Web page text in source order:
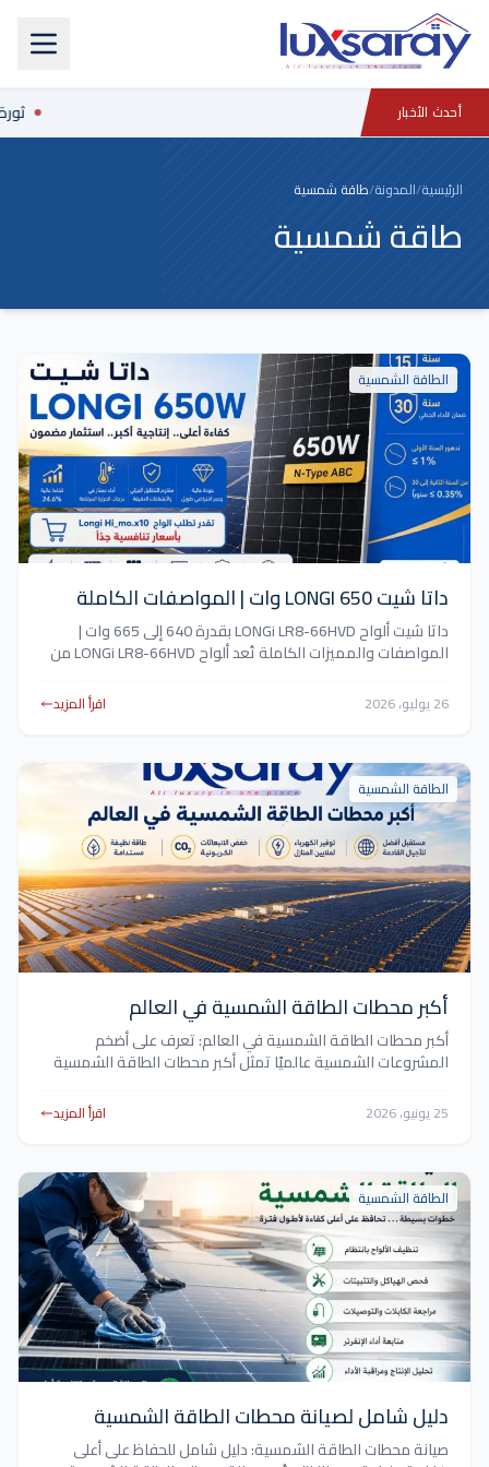
أحدث الأخبار
الرئيسية/المدونة/طاقة شمسية
طاقة شمسية
الطاقة الشمسية
داتا شيت LONGI 650 وات | المواصفات الكاملة
داتا شيت ألواح LONGi LR8-66HVD بقدرة 640 إلى 665 وات |
المواصفات والمميزات الكاملة تُعد ألواح LONGi LR8-66HVD من
تعتمد على أحدث تقنيات تصنيع الخلايا الشمسية N-Type HPBC 2.0
لتوفير كفاءة أعلى وإنتاجية أكبر مقارنة بالأجيال السابقة. كما تتميز
26 يوليو، 2026 اقرأ المزيد
الطاقة الشمسية
أكبر محطات الطاقة الشمسية في العالم
أكبر محطات الطاقة الشمسية في العالم: تعرف على أضخم
المشروعات الشمسية عالميًا تمثل أكبر محطات الطاقة الشمسية
المتجددة خلال السنوات الأخيرة. ومع زيادة الطلب العالمي على
الكهرباء النظيفة، تتجه الحكومات والشركات إلى إنشاء مشروعات
بالإضافة إلى […]
25 يونيو، 2026 اقرأ المزيد
الطاقة الشمسية
دليل شامل لصيانة محطات الطاقة الشمسية
صيانة محطات الطاقة الشمسية: دليل شامل للحفاظ على أعلى